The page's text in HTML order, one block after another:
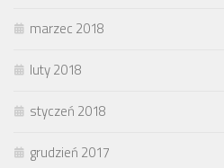
marzec 2018
luty 2018
styczeń 2018
grudzień 2017